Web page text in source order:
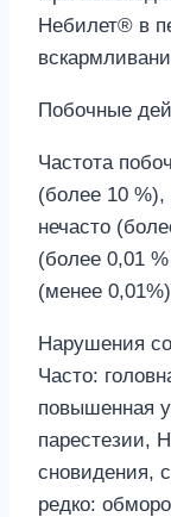
Небилет® в
Побочные
Частота
(более 10
нечасто
(более 0,01
(менее
Нарушения
Часто:
повышенная
парестезии,
сновидения,
редко: